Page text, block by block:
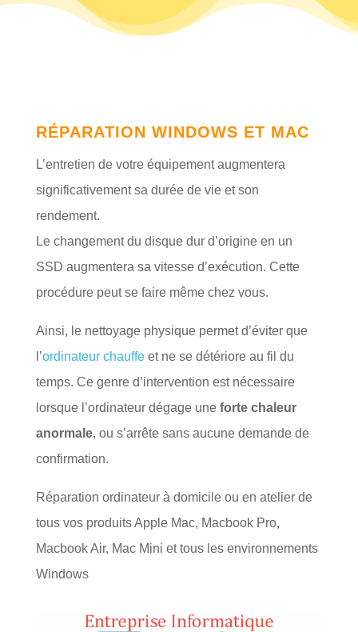
RÉPARATION WINDOWS ET MAC
L’entretien de votre équipement augmentera
significativement sa durée de vie et son
rendement.
Le changement du disque dur d’origine en un
SSD augmentera sa vitesse d’exécution. Cette
procédure peut se faire même chez vous.
Ainsi, le nettoyage physique permet d’éviter que
l’ordinateur chauffeet ne se détériore au fil du
temps. Ce genre d’intervention est nécessaire
lorsque l’ordinateur dégage une forte chaleur
anormale, ou s’arrête sans aucune demande de
confirmation.
Réparation ordinateur à domicile ou en atelier de
tous vos produits Apple Mac, Macbook Pro,
Macbook Air, Mac Mini et tous les environnements
Windows